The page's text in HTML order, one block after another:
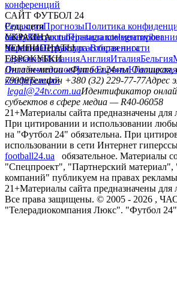
конференций
САЙТ ФУТБОЛ 24
РедакцияПрогнозыПолитика
сайтуКонтактыПравила
политикаСтруктура собственности
Соц. сети
facebookxyoutubeinstagramtelegramviber
УКРАИНА
УкраинаПервая лигаВторая лига
ЧЕМПИОНАТЫ
ГерманияИспанияАнглияИталияБельгия
ЕВРОКУБКИ
Лига чемпионовЛига Европы
конференций
Онлайн-медиа «Футбол 24»пл.
79008Телефон +380 (32) 229-77-77Адрес
legal@24tv.com.uaИдентификатор
субъектов в сфере медиа — R40-06058
21+Материалы сайта предназначены для
При цитировании и использовании
на "Футбол 24" обязательна. При
использовании в сети Интернет
football24.ua
обязательное. Материалы
"Спецпроект", "Партнерский
компаний" публикуем на правах
21+Материалы сайта предназначены для
Все права защищены. © 2005 - 2026 ,
"Телерадиокомпания Люкс". "Футбол